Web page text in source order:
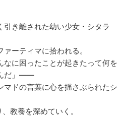
き離された幼い少女・シタラ
ーティマに拾われる。
なに困ったことが起きたって何を
だ」――
マドの言葉に心を揺さぶられたシ
教養を深めていく。